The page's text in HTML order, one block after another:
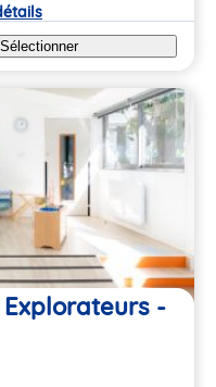
Sélectionner
Explorateurs -